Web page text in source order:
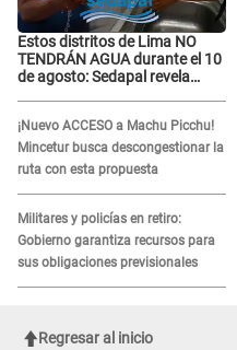
Estos distritos de Lima NO
TENDRÁN AGUA durante el 10
de agosto: Sedapal revela
¡Nuevo ACCESO a Machu Picchu!
Mincetur busca descongestionar la
ruta con esta propuesta
Militares y policías en retiro:
Gobierno garantiza recursos para
sus obligaciones previsionales
Regresar al inicio